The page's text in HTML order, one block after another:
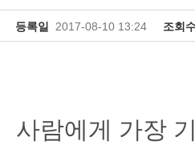
등록일 2017-08-10 13:24 조회
사람에게 가장